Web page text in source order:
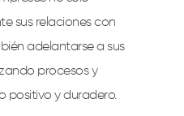
sus relaciones con
adelantarse a sus
procesos y
positivo y duradero.